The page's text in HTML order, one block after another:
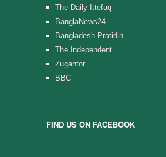
The Daily Ittefaq
BanglaNews24
Bangladesh Pratidin
The Independent
Zugantor
BBC
FIND US ON FACEBOOK